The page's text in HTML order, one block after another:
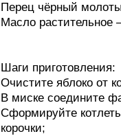
Перец чёрный
Масло растительное
Шаги приготовления:
Очистите яблоко от
В миске соедините
Сформируйте
корочки;